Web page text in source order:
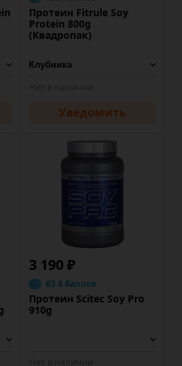
Протеин Fitrule Soy
Protein 800g
(Квадропак)
Уведомить
3 190 ₽
63.8 баллов
Протеин Scitec Soy Pro
910g